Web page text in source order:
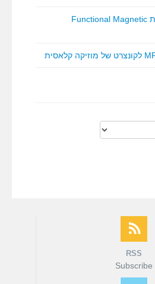
איך עובד fMRI? סריקת Functional Magnetic
RSS
Subscribe